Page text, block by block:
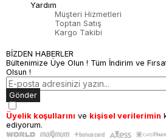
Yardım
Müşteri Hizmetleri
Toptan Satış
Kargo Takibi
BİZDEN HABERLER
Bültenimize Üye Olun ! Tüm İndirim ve
Olsun !
Gönder
Üyelik koşullarını ve kişisel verilerimin
ediyorum.